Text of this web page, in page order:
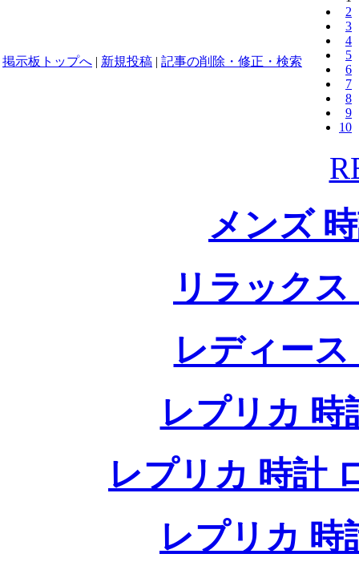
掲示板トップへ | 新規投稿 | 記事の削除・修正・検索
2
3
4
5
6
7
8
9
10
メンズ
リラック
レディー
レプリカ 時
レプリカ 時計
レプリカ 時